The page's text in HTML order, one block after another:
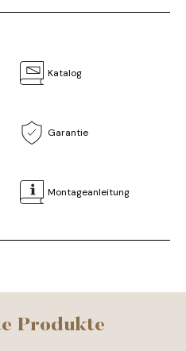
Katalog
Garantie
Montageanleitung
Produkte